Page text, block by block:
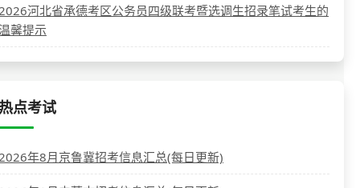
河北省承德考区公务员四级联考暨选调生招录笔试考生的
馨提示
点考试
年8月京鲁冀招考信息汇总(每日更新)